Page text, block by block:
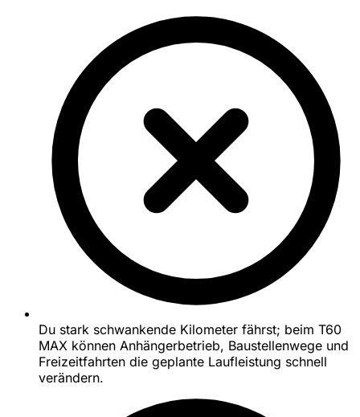
Du stark schwankende Kilometer fährst; beim T60
MAX können Anhängerbetrieb, Baustellenwege und
Freizeitfahrten die geplante Laufleistung schnell
verändern.